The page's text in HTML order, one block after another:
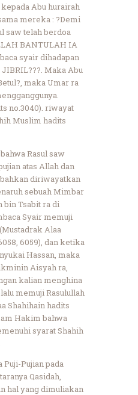
Abu hurairah
mereka : ?Demi
saw telah berdoa
BANTULAH IA
syair dihadapan
Maka Abu
maka Umar ra
no.3040). riwayat
Muslim hadits
Rasul saw
atas Allah dan
diriwayatkan
sebuah Mimbar
bin Tsabit ra di
Syair memuji
Alaa
6059), dan ketika
Hassan, maka
Aisyah ra,
kalian menghina
memuji Rasulullah
Shahihain hadits
Hakim bahwa
syarat Shahih
Puji-Pujian pada
Qasidah,
hal yang dimuliakan